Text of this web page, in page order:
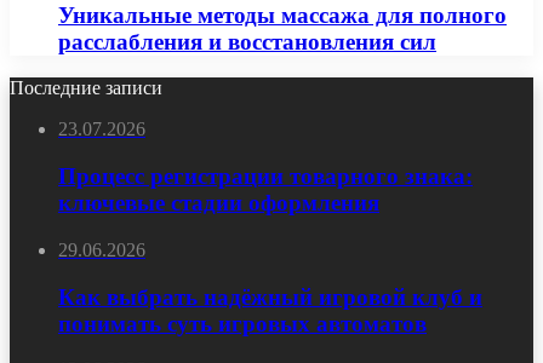
Уникальные методы массажа для полного
расслабления и восстановления сил
Последние записи
23.07.2026
Процесс регистрации товарного знака:
ключевые стадии оформления
29.06.2026
Как выбрать надёжный игровой клуб и
понимать суть игровых автоматов